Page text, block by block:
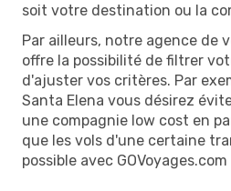
soit votre destination ou la
Par ailleurs, notre agence de
offre la possibilité de filtrer
d'ajuster vos critères. Par
Santa Elena vous désirez
une compagnie low cost en
que les vols d'une certaine
possible avec GOVoyages.com